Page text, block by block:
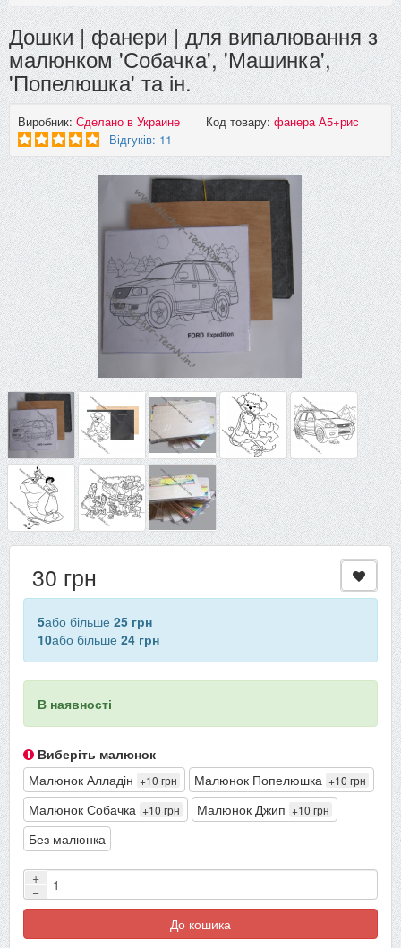
Дошки | фанери | для випалювання з
малюнком 'Собачка', 'Машинка',
'Попелюшка' та ін.
Виробник: Сделано в Украине Код товару: фанера А5+рис
Відгуків: 11
30 грн
5або більше 25 грн
10або більше 24 грн
В наявності
Виберіть малюнок
Малюнок Алладін +10 грн Малюнок Попелюшка +10 грн
Малюнок Собачка +10 грн Малюнок Джип +10 грн
Без малюнка
+
−
До кошика